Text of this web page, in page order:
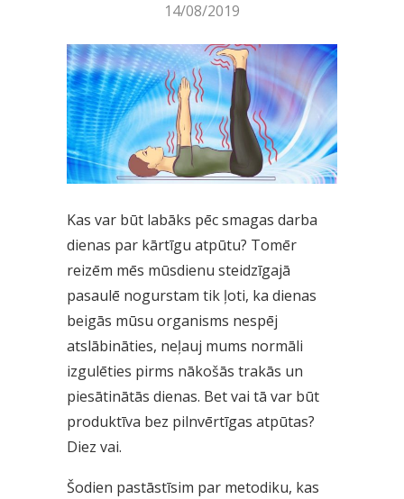
14/08/2019
Kas var būt labāks pēc smagas darba
dienas par kārtīgu atpūtu? Tomēr
reizēm mēs mūsdienu steidzīgajā
pasaulē nogurstam tik ļoti, ka dienas
beigās mūsu organisms nespēj
atslābināties, neļauj mums normāli
izgulēties pirms nākošās trakās un
piesātinātās dienas. Bet vai tā var būt
produktīva bez pilnvērtīgas atpūtas?
Diez vai.
Šodien pastāstīsim par metodiku, kas